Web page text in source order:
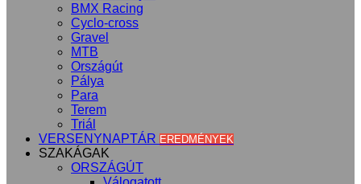
BMX Racing
Cyclo-cross
Gravel
MTB
Országút
Pálya
Para
Terem
Triál
VERSENYNAPTÁR EREDMÉNYEK
SZAKÁGAK
ORSZÁGÚT